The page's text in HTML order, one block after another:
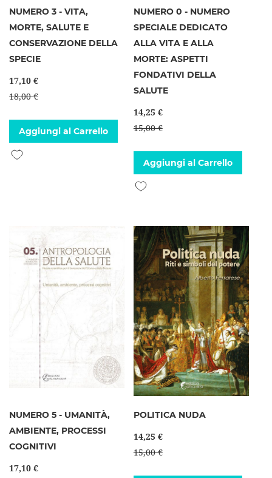
NUMERO 3 - VITA,
MORTE, SALUTE E
CONSERVAZIONE DELLA
SPECIE
17,10 €
18,00 €
Aggiungi al Carrello
Aggiungi alla lista desideri
NUMERO 0 - NUMERO
SPECIALE DEDICATO
ALLA VITA E ALLA
MORTE: ASPETTI
FONDATIVI DELLA
SALUTE
14,25 €
15,00 €
Aggiungi al Carrello
Aggiungi alla lista desideri
NUMERO 5 - UMANITÀ,
AMBIENTE, PROCESSI
COGNITIVI
17,10 €
POLITICA NUDA
14,25 €
15,00 €